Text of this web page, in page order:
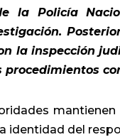
la Policía
la inspección
mantienen
identidad del